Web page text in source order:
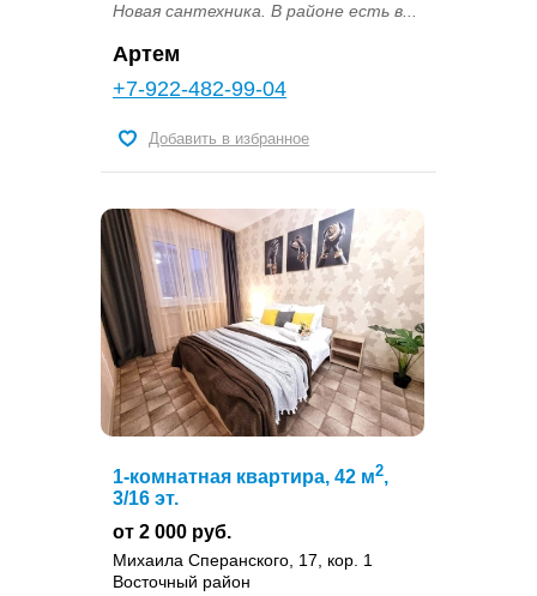
Новая сантехника. В районе есть в...
Артем
+7-922-482-99-04
Добавить в избранное
1-комнатная квартира, 42 м2,
3/16 эт.
от 2 000 руб.
Михаила Сперанского, 17, кор. 1
Восточный район